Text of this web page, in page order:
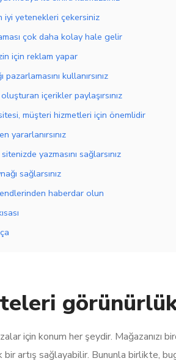
iyi yetenekleri çekersiniz
çok daha kolay hale gelir
için reklam yapar
pazarlamasını kullanırsınız
içerikler paylaşırsınız
müşteri hizmetleri için önemlidir
yararlanırsınız
yazmasını sağlarsınız
sağlarsınız
haberdar olun
için konum her şeydir. Mağazanızı
bir artış sağlayabilir. Bununla birlikte,